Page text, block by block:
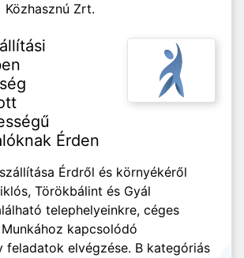
Közhasznú Zrt.
Érden
Érdről és környékéről
Törökbálint és Gyál
telephelyeinkre, céges
kapcsolódó
feladatok elvégzése. B kategóriás